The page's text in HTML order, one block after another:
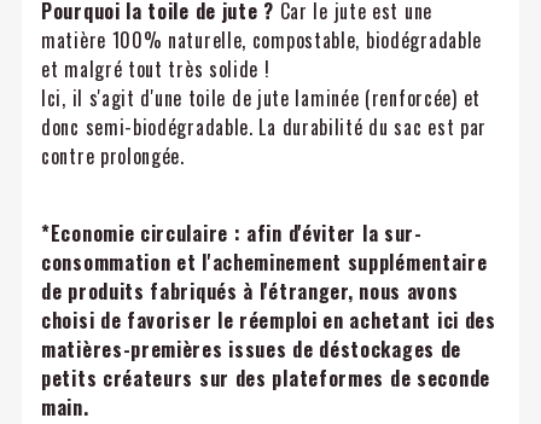
Pourquoi la toile de jute ? Car le jute est une
matière 100% naturelle, compostable, biodégradable
et malgré tout très solide !
Ici, il s'agit d'une toile de jute laminée (renforcée) et
donc semi-biodégradable. La durabilité du sac est par
contre prolongée.
*Economie circulaire : afin d'éviter la sur-
consommation et l'acheminement supplémentaire
de produits fabriqués à l'étranger, nous avons
choisi de favoriser le réemploi en achetant ici des
matières-premières issues de déstockages de
petits créateurs sur des plateformes de seconde
main.